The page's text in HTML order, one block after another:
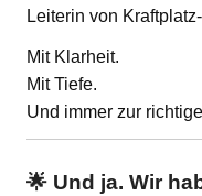
Leiterin von
Mit Klarheit.
Mit Tiefe.
Und immer zur
🌟 Und ja. Wir